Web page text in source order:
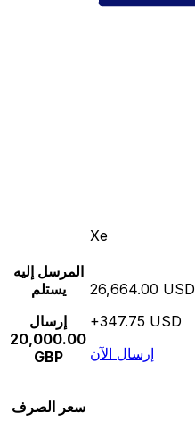
Xe
المرسل إليه
يستلم
إرسال
20,000.00
GBP
26,664.00 USD
+347.75 USD
إرسال الآن
سعر الصرف